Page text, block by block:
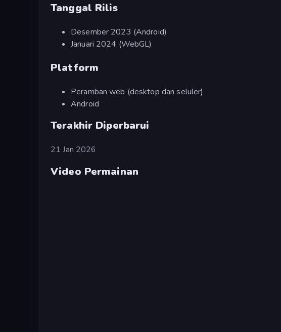
Tanggal Rilis
Desember 2023 (Android)
Januari 2024 (WebGL)
Platform
Peramban web (desktop dan seluler)
Android
Terakhir Diperbarui
21 Jan 2026
Video Permainan